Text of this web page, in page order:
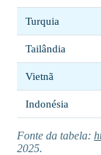
Turquia
Tailândia
Vietnã
Indonésia
Fonte da tabela:
2025.